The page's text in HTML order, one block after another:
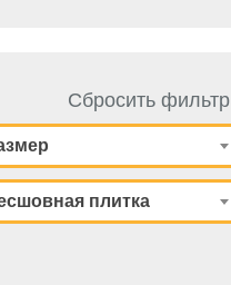
Сбросить фильтр
плитка